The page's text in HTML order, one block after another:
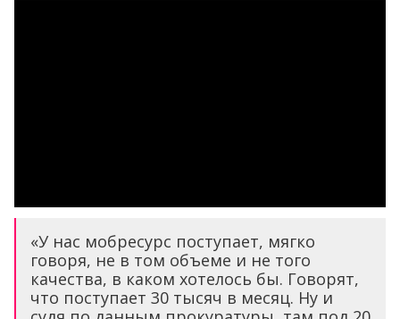
«У нас мобресурс поступает, мягко
говоря, не в том объеме и не того
качества, в каком хотелось бы. Говорят,
что поступает 30 тысяч в месяц. Ну и